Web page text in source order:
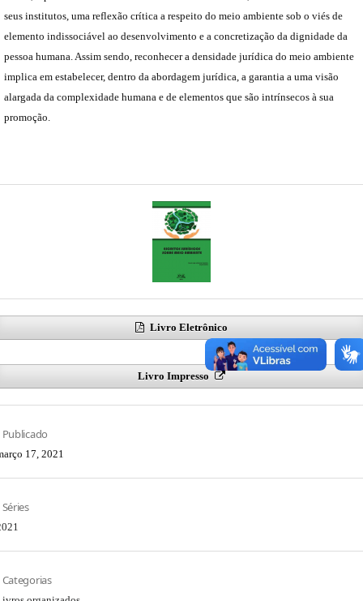
seus institutos, uma reflexão crítica a respeito do meio ambiente sob o viés de
elemento indissociável ao desenvolvimento e a concretização da dignidade da
pessoa humana. Assim sendo, reconhecer a densidade jurídica do meio ambiente
implica em estabelecer, dentro da abordagem jurídica, a garantia a uma visão
alargada da complexidade humana e de elementos que são intrínsecos à sua
promoção.
Livro Eletrônico
Livro Impresso
Publicado
17, 2021
Séries
Categorias